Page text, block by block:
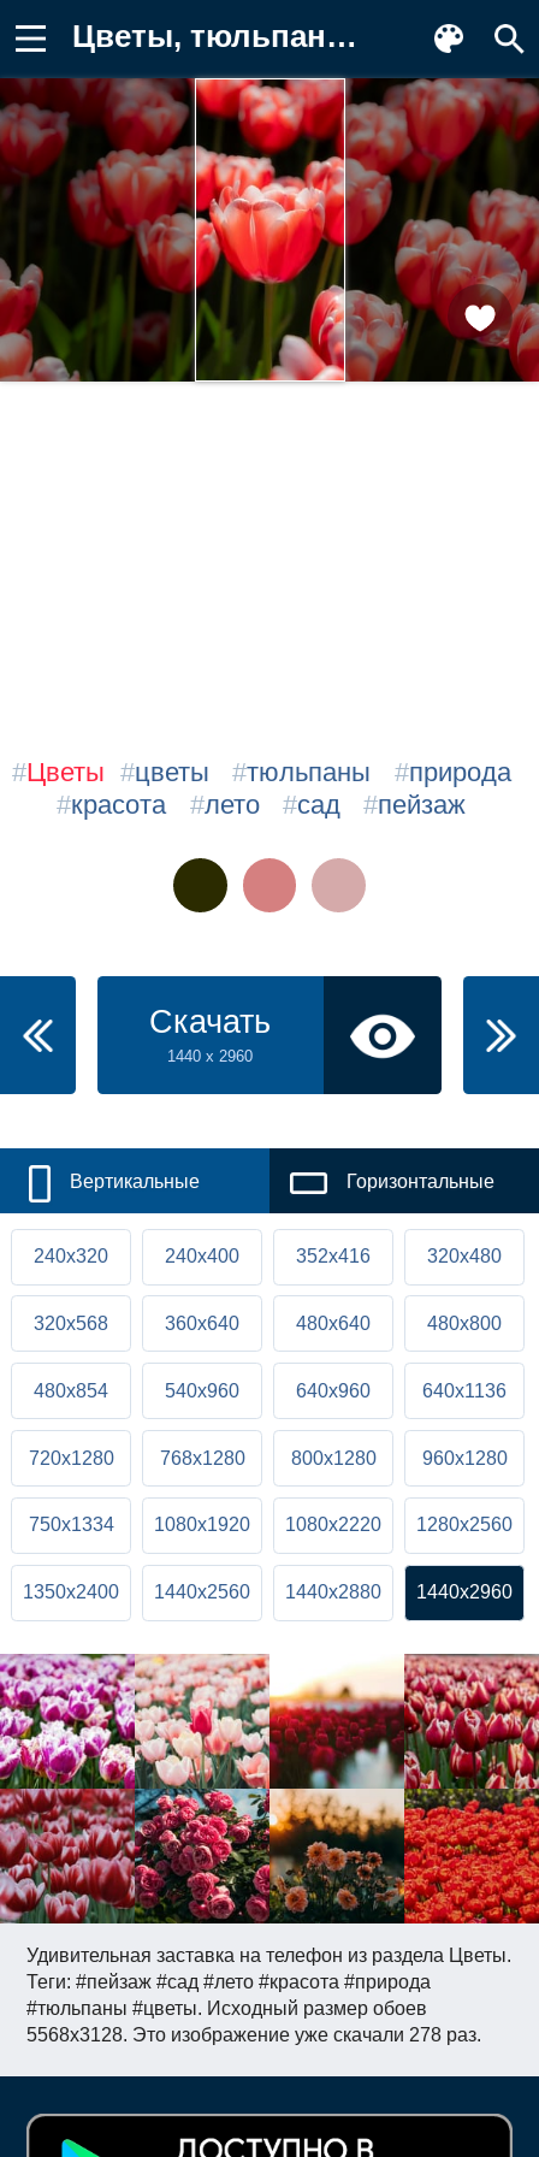
Цветы, тюльпаны, природа, красота Обои на телефон
Удивительная заставка на телефон из раздела Цветы.
Теги: #пейзаж #сад #лето #красота #природа
#тюльпаны #цветы. Исходный размер обоев
5568x3128. Это изображение уже скачали 278 раз.
#Цветы #цветы #тюльпаны #природа
#красота #лето #сад #пейзаж
Скачать
1440 x 2960
Вертикальные Горизонтальные
240x320 240x400 352x416 320x480
320x568 360x640 480x640 480x800
480x854 540x960 640x960 640x1136
720x1280 768x1280 800x1280 960x1280
750x1334 1080x1920 1080x2220 1280x2560
1350x2400 1440x2560 1440x2880 1440x2960